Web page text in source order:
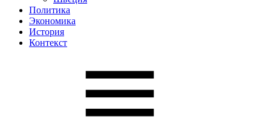
Политика
Экономика
История
Контекст